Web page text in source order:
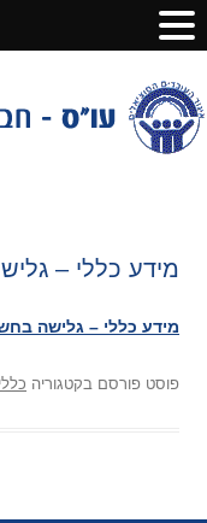
מידע כללי –
מידע כללי – גלישה
פוסטפורסם בקטגוריהכללי